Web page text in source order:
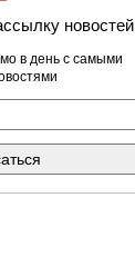
новостей
в день с самыми